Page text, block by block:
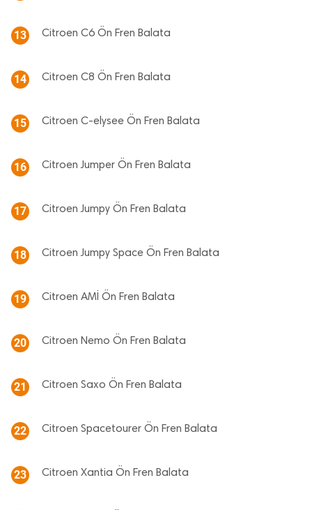
13 Citroen C6 Ön Fren Balata
14 Citroen C8 Ön Fren Balata
15 Citroen C-elysee Ön Fren Balata
16 Citroen Jumper Ön Fren Balata
17 Citroen Jumpy Ön Fren Balata
18 Citroen Jumpy Space Ön Fren Balata
19 Citroen AMİ Ön Fren Balata
20 Citroen Nemo Ön Fren Balata
21 Citroen Saxo Ön Fren Balata
22 Citroen Spacetourer Ön Fren Balata
23 Citroen Xantia Ön Fren Balata